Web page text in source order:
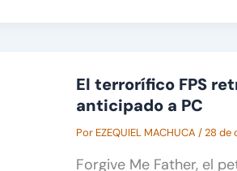
El terrorífico FPS
anticipado a PC
Por EZEQUIEL MACHUCA /28 de
Forgive Me Father, el